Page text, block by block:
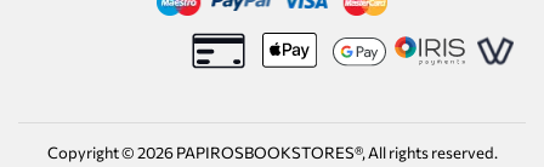
Copyright ©2026PAPIROSBOOKSTORES®, All rights reserved.